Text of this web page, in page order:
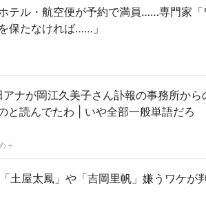
テル・航空便が予約で満員……専門家「
保たなければ……」
アナが岡江久美子さん訃報の事務所か
めずグダグダ | おそなえものと読んでたわ | いや全部一般単語だろ
＋
「土屋太鳳」や「吉岡里帆」嫌うワケが